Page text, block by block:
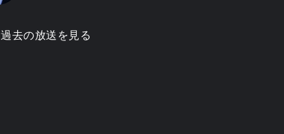
過去の放送を見る